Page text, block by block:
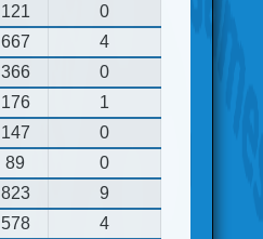
121
0
667
4
366
0
176
1
147
0
89
0
823
9
578
4